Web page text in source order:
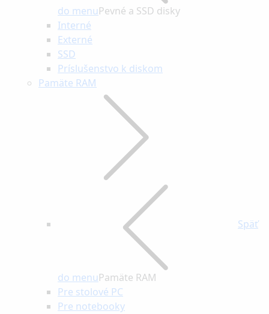
do menuPevné a SSD disky
Interné
Externé
SSD
Príslušenstvo k diskom
Pamäte RAM
Späť
do menuPamäte RAM
Pre stolové PC
Pre notebooky